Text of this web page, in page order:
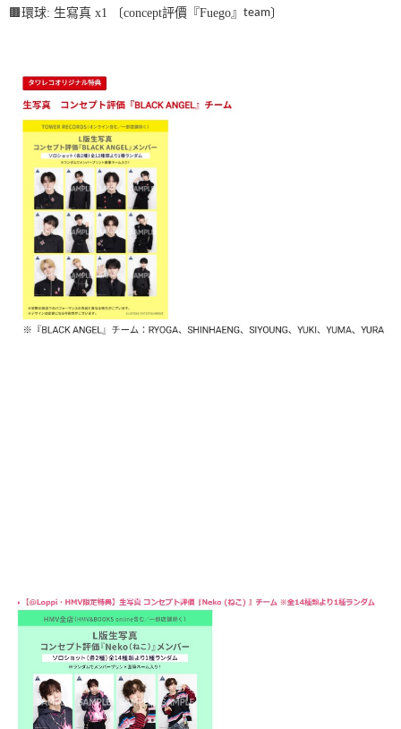
※ 交易是否成功請以「AFTEE先享後付 」之結帳頁面顯示為準，若有關於
【注意事項】
１．透過由恩沛科技股份有限公司提供之「AFTEE先享後付」服務完成之交
易，需依本服務之必要範圍內提供個人資料，並將交易相關給付款項請求債
權轉讓予恩沛科技股份有限公司。
２．關於個人資料處理事宜，請瀏覽以下網址：
https://aftee.tw/terms/#terms3
３．未成年的使用者請事先徵得法定代理人或監護人之同意方可使用
「AFTEE先享後付」，若未經同意申辦者引起之損失，本公司不負相關責
任。
４．使用「AFTEE先享後付」時，將依據個別帳號之用戶狀況，依本公司即
時審查核予不同之上限額度；若仍有額度不足之情形，本公司將視審查結果
請求用戶進行身份認證。
５．嚴禁一人註冊多個帳號或使用他人資訊註冊。若發現惡意使用之情形，
恩沛科技股份有限公司將有權停止該用戶之使用額度並採取法律行動。
付款後7-11取貨
宅配 (離島)
每筆NT$200
付款後門市自取
免運費
亞洲國家/地區配送
北美國家/地區配送
歐洲國家/地區配送
🟫環球: 生寫真 x1 〔concept評價『Fuego』 team〕